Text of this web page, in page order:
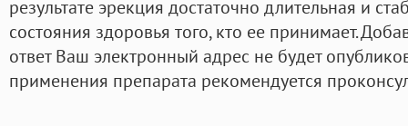
результате эрекция достаточно длительная и
состояния здоровья того, кто ее принимает.
ответ Ваш электронный адрес не будет
применения препарата рекомендуется